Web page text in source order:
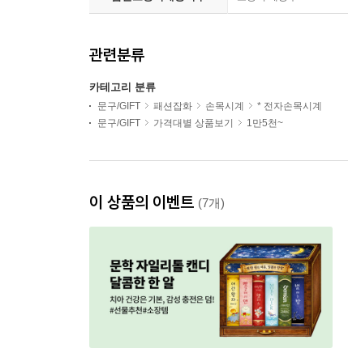
관련분류
카테고리 분류
문구/GIFT 패션잡화 손목시계
* 전자손목시계
문구/GIFT
가격대별 상품보기 1만5천~
이 상품의 이벤트 (7개)